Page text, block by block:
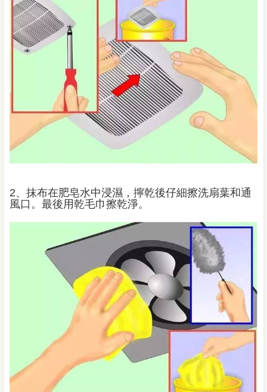
2、抹布在肥皂水中浸濕，擰乾後仔細擦洗扇葉和通
風口。最後用乾毛巾擦乾淨。